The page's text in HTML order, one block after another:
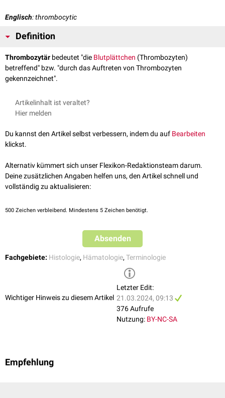
Englisch: thrombocytic
Definition
Thrombozytär bedeutet "die Blutplättchen (Thrombozyten)
betreffend" bzw. "durch das Auftreten von Thrombozyten
gekennzeichnet".
Artikelinhalt ist veraltet?
Hier melden
Du kannst den Artikel selbst verbessern, indem du auf Bearbeiten
klickst.
Alternativ kümmert sich unser Flexikon-Redaktionsteam darum.
Deine zusätzlichen Angaben helfen uns, den Artikel schnell und
vollständig zu aktualisieren:
500 Zeichen verbleibend. Mindestens 5 Zeichen benötigt.
Absenden
Fachgebiete: Histologie, Hämatologie, Terminologie
Wichtiger Hinweis zu diesem Artikel
Letzter Edit:
21.03.2024, 09:13
376 Aufrufe
Nutzung: BY-NC-SA
Empfehlung